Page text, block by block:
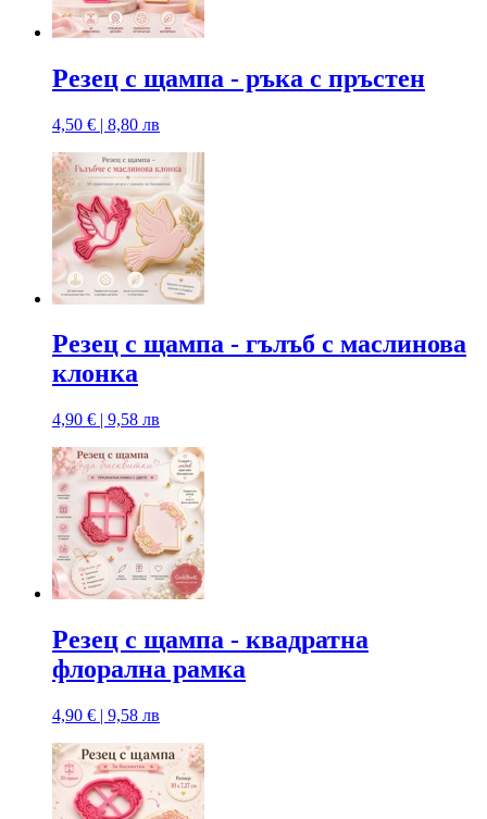
Резец с щампa - ръка с пръстен
4,50 € | 8,80 лв
Резец с щампa - гълъб с маслинова
клонка
4,90 € | 9,58 лв
Резец с щампa - квадратна
флорална рамка
4,90 € | 9,58 лв